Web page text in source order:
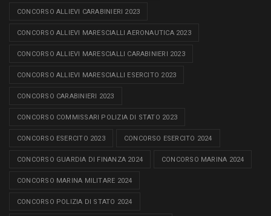
CONCORSO ALLIEVI CARABINIERI 2023
CONCORSO ALLIEVI MARESCIALLI AERONAUTICA 2023
CONCORSO ALLIEVI MARESCIALLI CARABINIERI 2023
CONCORSO ALLIEVI MARESCIALLI ESERCITO 2023
CONCORSO CARABINIERI 2023
CONCORSO COMMISSARI POLIZIA DI STATO 2023
CONCORSO ESERCITO 2023 CONCORSO ESERCITO 2024
CONCORSO GUARDIA DI FINANZA 2024 CONCORSO MARINA 2024
CONCORSO MARINA MILITARE 2024
CONCORSO POLIZIA DI STATO 2024